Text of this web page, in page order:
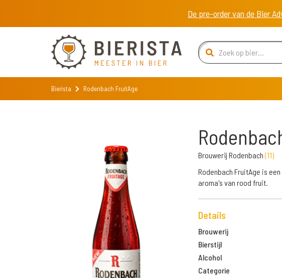
De pre-order van de Bier
Bierista Rodenbach FruitAge
Brouwerij Rodenbach(11)
Rodenbach FruitAge is
aroma's van rood fruit.
Details
Brouwerij
Bierstijl
Alcohol
Categorie